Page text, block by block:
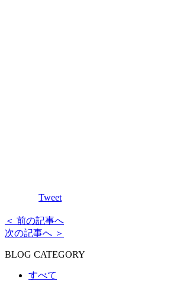
Tweet
＜ 前の記事へ
次の記事へ ＞
BLOG CATEGORY
すべて